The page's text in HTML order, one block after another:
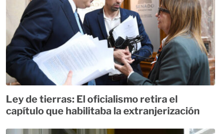
Ley de tierras: El oficialismo retira el
capítulo que habilitaba la extranjerización